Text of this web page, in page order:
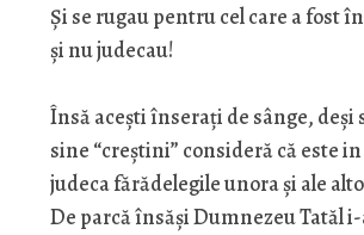
Și se rugau pentru cel care a fost
și nu judecau!
Însă acești înserați de sânge, deși
sine “creștini” consideră că este
judeca fărădelegile unora și ale
De parcă însăși Dumnezeu Tatăl